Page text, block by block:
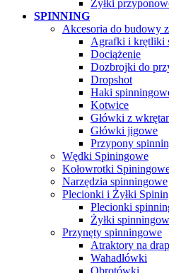
Żyłki
SPINNING
Akcesoria do budowy
Agrafki i krętliki
Dociążenie
Dozbrojki do
Dropshot
Haki
Kotwice
Główki z
Główki jigowe
Przypony
Wędki Spiningowe
Kołowrotki
Narzędzia spinningowe
Plecionki i Żyłki
Plecionki
Żyłki
Przynęty spinningowe
Atraktory na
Wahadłówki
Obrotówki